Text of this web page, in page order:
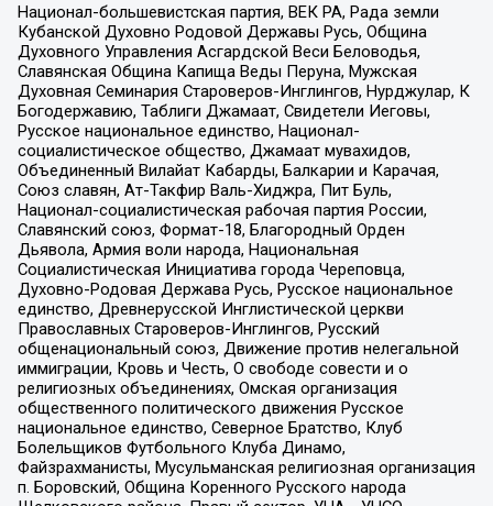
Национал-большевистская партия, ВЕК РА, Рада земли
Кубанской Духовно Родовой Державы Русь, Община
Духовного Управления Асгардской Веси Беловодья,
Славянская Община Капища Веды Перуна, Мужская
Духовная Семинария Староверов-Инглингов, Нурджулар, К
Богодержавию, Таблиги Джамаат, Свидетели Иеговы,
Русское национальное единство, Национал-
социалистическое общество, Джамаат мувахидов,
Объединенный Вилайат Кабарды, Балкарии и Карачая,
Союз славян, Ат-Такфир Валь-Хиджра, Пит Буль,
Национал-социалистическая рабочая партия России,
Славянский союз, Формат-18, Благородный Орден
Дьявола, Армия воли народа, Национальная
Социалистическая Инициатива города Череповца,
Духовно-Родовая Держава Русь, Русское национальное
единство, Древнерусской Инглистической церкви
Православных Староверов-Инглингов, Русский
общенациональный союз, Движение против нелегальной
иммиграции, Кровь и Честь, О свободе совести и о
религиозных объединениях, Омская организация
общественного политического движения Русское
национальное единство, Северное Братство, Клуб
Болельщиков Футбольного Клуба Динамо,
Файзрахманисты, Мусульманская религиозная организация
п. Боровский, Община Коренного Русского народа